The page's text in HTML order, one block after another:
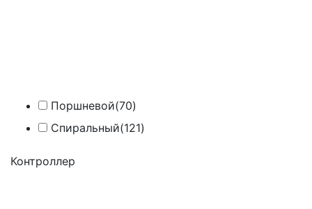
Поршневой(70)
Спиральный(121)
Контроллер